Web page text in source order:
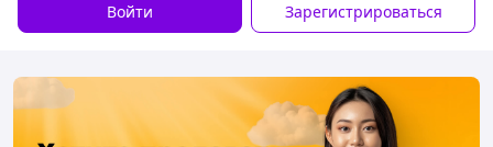
Войти Зарегистрироваться